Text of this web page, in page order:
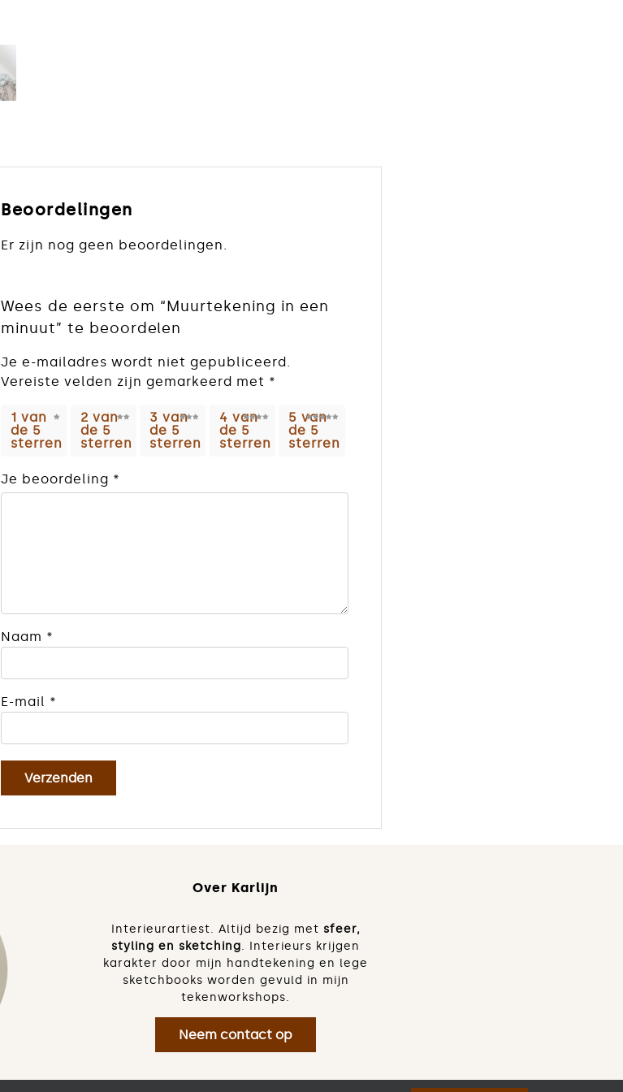
Beoordelingen
Er zijn nog geen beoordelingen.
Wees de eerste om “Muurtekening in een
minuut” te beoordelen
Je e-mailadres wordt niet gepubliceerd.
Vereiste velden zijn gemarkeerd met *
1 van
de 5
sterren
2 van
de 5
sterren
3 van
de 5
sterren
4 van
de 5
sterren
5 van
de 5
sterren
Je beoordeling *
Naam *
E-mail *
Over Karlijn
Interieurartiest. Altijd bezig met sfeer,
styling en sketching. Interieurs krijgen
karakter door mijn handtekening en lege
sketchbooks worden gevuld in mijn
tekenworkshops.
Neem contact op